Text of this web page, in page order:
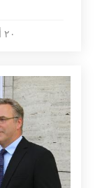
٢٠ أكتوبر ٢٠٢٥